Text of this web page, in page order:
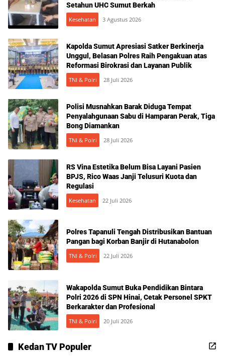
Setahun UHC Sumut Berkah
Kesehatan 3 Agustus 2026
Kapolda Sumut Apresiasi Satker Berkinerja
Unggul, Belasan Polres Raih Pengakuan atas
Reformasi Birokrasi dan Layanan Publik
TNI & Polri 28 Juli 2026
Polisi Musnahkan Barak Diduga Tempat
Penyalahgunaan Sabu di Hamparan Perak, Tiga
Bong Diamankan
TNI & Polri 28 Juli 2026
RS Vina Estetika Belum Bisa Layani Pasien
BPJS, Rico Waas Janji Telusuri Kuota dan
Regulasi
Kesehatan 22 Juli 2026
Polres Tapanuli Tengah Distribusikan Bantuan
Pangan bagi Korban Banjir di Hutanabolon
TNI & Polri 22 Juli 2026
Wakapolda Sumut Buka Pendidikan Bintara
Polri 2026 di SPN Hinai, Cetak Personel SPKT
Berkarakter dan Profesional
TNI & Polri 20 Juli 2026
Kedan TV Populer